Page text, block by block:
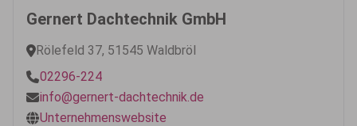
Gernert Dachtechnik GmbH
Rölefeld 37, 51545 Waldbröl
02296-224
info@gernert-dachtechnik.de
Unternehmenswebsite